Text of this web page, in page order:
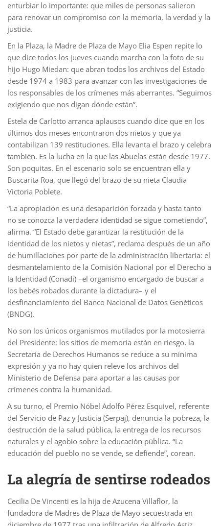
enturbiar lo importante: que miles de personas salieron
para renovar un compromiso con la memoria, la verdad y la
justicia.
En la Plaza, la Madre de Plaza de Mayo Elia Espen repite lo
que dice todos los jueves cuando marcha con la foto de su
hijo Hugo Miedan: que abran todos los archivos del Estado
desde 1974 a 1983 para avanzar con las investigaciones de
los responsables de los crímenes más aberrantes. “Seguimos
exigiendo que nos digan dónde están”.
Estela de Carlotto arranca aplausos cuando dice que en los
últimos dos meses encontraron dos nietos y que ya
contabilizan 139 restituciones. Ella levanta el brazo y celebra
también. Es la lucha en la que las Abuelas están desde 1977.
Son poquitas. En el escenario solo se encuentran ella y
Buscarita Roa, que llegó del brazo de su nieta Claudia
Victoria Poblete.
“La apropiación es una desaparición forzada y hasta tanto
no se conozca la verdadera identidad se sigue cometiendo”,
afirma. “El Estado debe garantizar la restitución de la
identidad de los nietos y nietas”, reclama después de un año
de humillaciones por parte de la administración libertaria: el
desmantelamiento de la Comisión Nacional por el Derecho a
la Identidad (Conadi) –el organismo encargado de buscar a
los bebés robados durante la dictadura– y el
desfinanciamiento del Banco Nacional de Datos Genéticos
(BNDG).
No son los únicos organismos mutilados por la motosierra
del Presidente: los sitios de memoria están en riesgo, la
Secretaría de Derechos Humanos se reduce a su mínima
expresión y ya no hay quien releve los archivos del
Ministerio de Defensa para aportar a las causas por
crímenes contra la humanidad.
A su turno, el Premio Nóbel Adolfo Pérez Esquivel, referente
del Servicio de Paz y Justicia (Serpaj), denuncia la pobreza, la
destrucción de la salud pública, la entrega de los recursos
naturales y el agobio sobre la educación pública. “La
educación del pueblo no se vende, se defiende”, corean.
La alegría de sentirse rodeados
Cecilia De Vincenti es la hija de Azucena Villaflor, la
fundadora de Madres de Plaza de Mayo secuestrada en